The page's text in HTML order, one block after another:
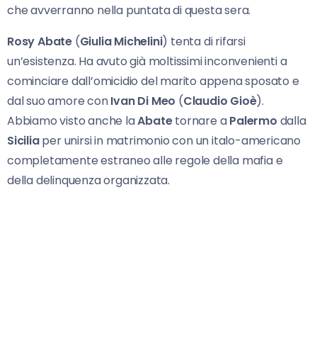
che avverranno nella puntata di questa sera.
Rosy Abate (Giulia Michelini) tenta di rifarsi
un’esistenza. Ha avuto già moltissimi inconvenienti a
cominciare dall’omicidio del marito appena sposato e
dal suo amore conIvan Di Meo (Claudio Gioè).
Abbiamo visto anche laAbatetornare aPalermo dalla
Siciliaper unirsi in matrimonio con un italo-americano
completamente estraneo alle regole della mafia e
della delinquenza organizzata.